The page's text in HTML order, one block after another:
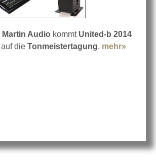
Martin Audio kommt United-b 2014
die Tonmeistertagung. mehr»